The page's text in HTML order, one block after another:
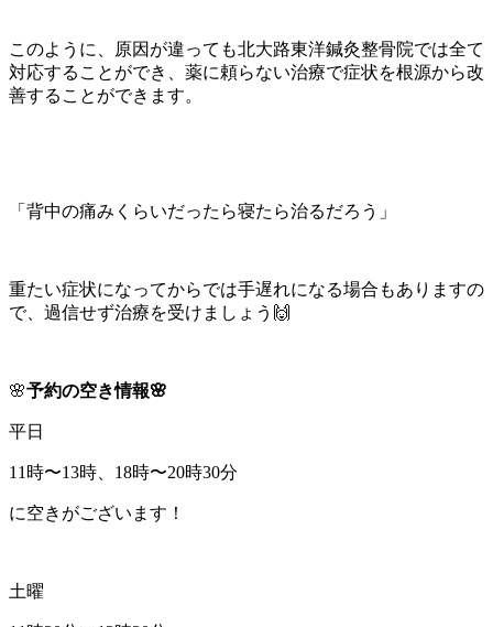
このように、原因が違っても北大路東洋鍼灸整骨院では全て
対応することができ、薬に頼らない治療で症状を根源から改
善することができます。
「背中の痛みくらいだったら寝たら治るだろう」
重たい症状になってからでは手遅れになる場合もありますの
で、過信せず治療を受けましょう🙌
🌸予約の空き情報🌸
平日
11時〜13時、18時〜20時30分
に空きがございます！
土曜